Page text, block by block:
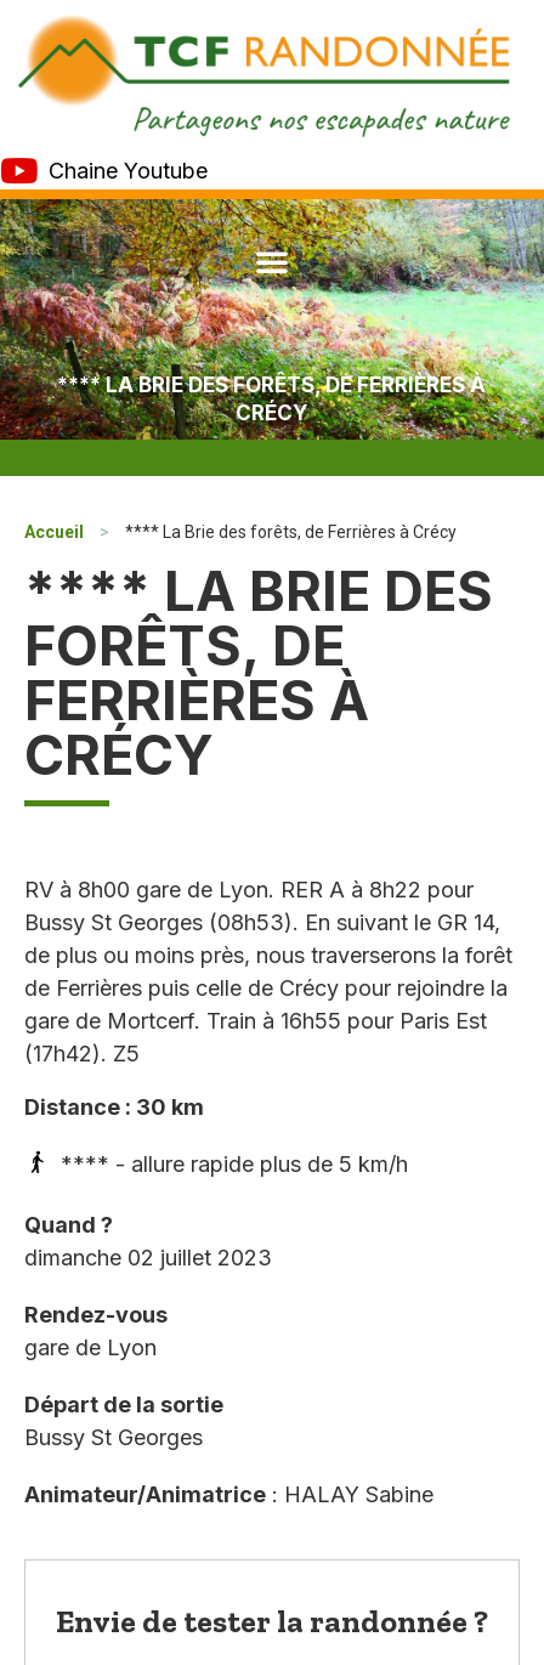
Chaine Youtube
**** LA BRIE DES FORÊTS, DE FERRIÈRES À
CRÉCY
Accueil > **** La Brie des forêts, de Ferrières à Crécy
**** LA BRIE DES
FORÊTS, DE
FERRIÈRES À
CRÉCY
RV à 8h00 gare de Lyon. RER A à 8h22 pour
Bussy St Georges (08h53). En suivant le GR 14,
de plus ou moins près, nous traverserons la forêt
de Ferrières puis celle de Crécy pour rejoindre la
gare de Mortcerf. Train à 16h55 pour Paris Est
(17h42). Z5
Distance : 30 km
**** - allure rapide plus de 5 km/h
Quand ?
dimanche 02 juillet 2023
Rendez-vous
gare de Lyon
Départ de la sortie
Bussy St Georges
Animateur/Animatrice : HALAY Sabine
Envie de tester la randonnée ?